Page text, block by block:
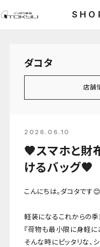
ダコタ
店舗
2026.06.10
🧡スマホと財
けるバッグ🧡
こんにちは。ダコタです😊
軽装になるこれからの
『荷物も最小限に身軽に
そんな時にピッタリな、